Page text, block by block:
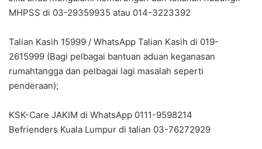
MHPSS di 03-29359935 atau 014-3223392
Talian Kasih 15999 / WhatsApp Talian Kasih di 019-
2615999 (Bagi pelbagai bantuan aduan keganasan
rumahtangga dan pelbagai lagi masalah seperti
penderaan);
KSK-Care JAKIM di WhatsApp 0111-9598214
Befrienders Kuala Lumpur di talian 03-76272929